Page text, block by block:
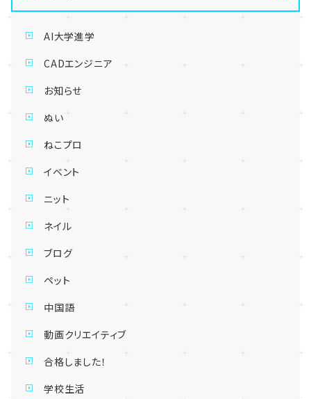
AI大学進学
CADエンジニア
お知らせ
ぬい
ねこプロ
イベント
ニット
ネイル
ブログ
ペット
中国語
動画クリエイティブ
合格しました！
学校生活